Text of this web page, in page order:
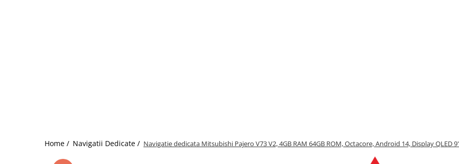
Home / Navigatii Dedicate / Navigatie dedicata Mitsubishi Pajero V73 V2, 4GB RAM 64GB ROM, Octacore, Android 14, Display